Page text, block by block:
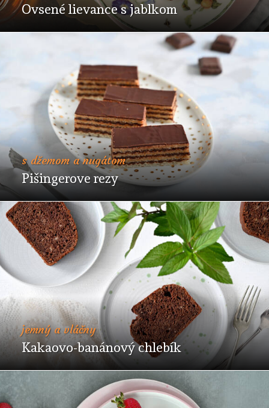
Ovsené lievance s jablkom
s džemom a nugátom
Pišingerove rezy
jemný a vláčny
Kakaovo-banánový chlebík